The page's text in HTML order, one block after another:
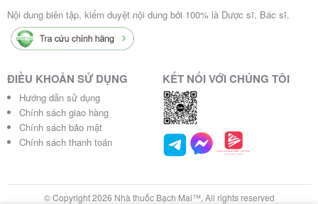
Nội dung biên tập, kiểm duyệt nội dung bởi 100% là Dược sĩ, Bác sĩ.
ĐIỀU KHOẢN SỬ DỤNG
Hướng dẫn sử dụng
Chính sách giao hàng
Chính sách bảo mật
Chính sách thanh toán
KẾT NỐI VỚI CHÚNG TÔI
© Copyright 2026 Nhà thuốc Bạch Mai™, All rights reserved